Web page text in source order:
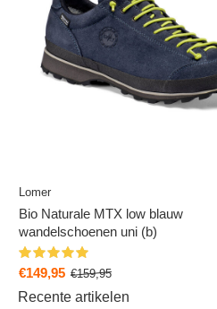
Lomer
Bio Naturale MTX low blauw
wandelschoenen uni (b)
€149,95 €159,95
Recente artikelen